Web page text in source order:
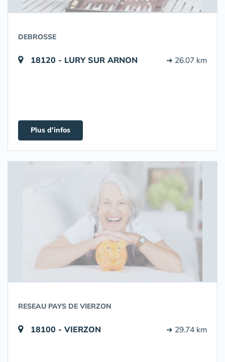
DEBROSSE
18120 - LURY SUR ARNON ➔ 26.07 km
Plus d'infos
RESEAU PAYS DE VIERZON
18100 - VIERZON ➔ 29.74 km